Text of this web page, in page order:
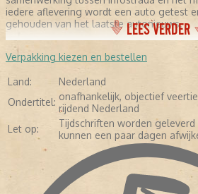
iedere aflevering wordt een auto getest
gehouden van het laatste autonieuws.
LEES VERDER
Verpakking kiezen en bestellen
Land:
Nederland
Ondertitel: onafhankelijk, objectief
rijdend Nederland
Let op:
Tijdschriften worden geleverd
kunnen een paar dagen